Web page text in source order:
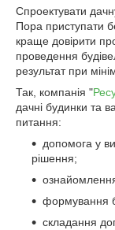
Спроектувати
Пора приступати
краще довірити
проведення
результат при
Так, компанія "
дачні будинки та
питання:
допомога у
рішення;
формування
складання